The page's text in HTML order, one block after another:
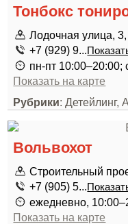
Тонбокс
Лодочная улица, 3,
+7 (929) 9...
пн-пт 10:00–20:00;
Показать на карте
Рубрики: Детейлинг,
Вольвохот
Строительный
+7 (905) 5...
ежедневно,
Показать на карте